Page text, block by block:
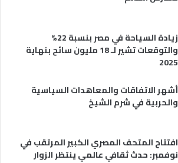
زيادة السياحة في مصر بنسبة 22%
والتوقعات تشير لـ 18 مليون سائح بنهاية
2025
أشهر الاتفاقات والمعاهدات السياسية
والحربية في شرم الشيخ
افتتاح المتحف المصري الكبير المرتقب في
نوفمبر: حدث ثقافي عالمي ينتظر الزوار